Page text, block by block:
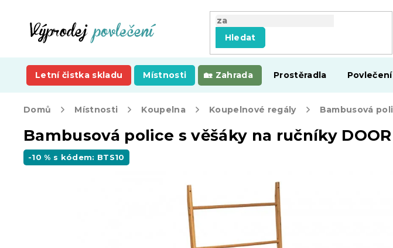
Hledat
Letní čistka skladu Místnosti Zahrada Prostěradla Povlečení
Domů Místnosti Koupelna Koupelnové regály
Bambusová police s věšáky na ručníky DOOR
-10 % s kódem: BTS10